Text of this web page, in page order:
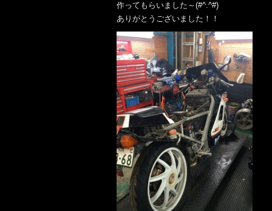
作ってもらいました～(#^.^#)
ありがとうございました！！